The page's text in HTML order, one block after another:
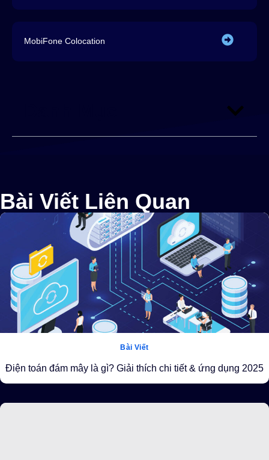
MobiFone Colocation
Bài Viết Liên Quan
Bài Viết
Điện toán đám mây là gì? Giải thích chi tiết & ứng dụng 2025